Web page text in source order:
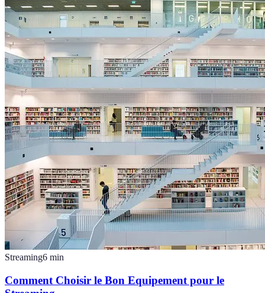
Streaming6 min
Comment Choisir le Bon Equipement pour le